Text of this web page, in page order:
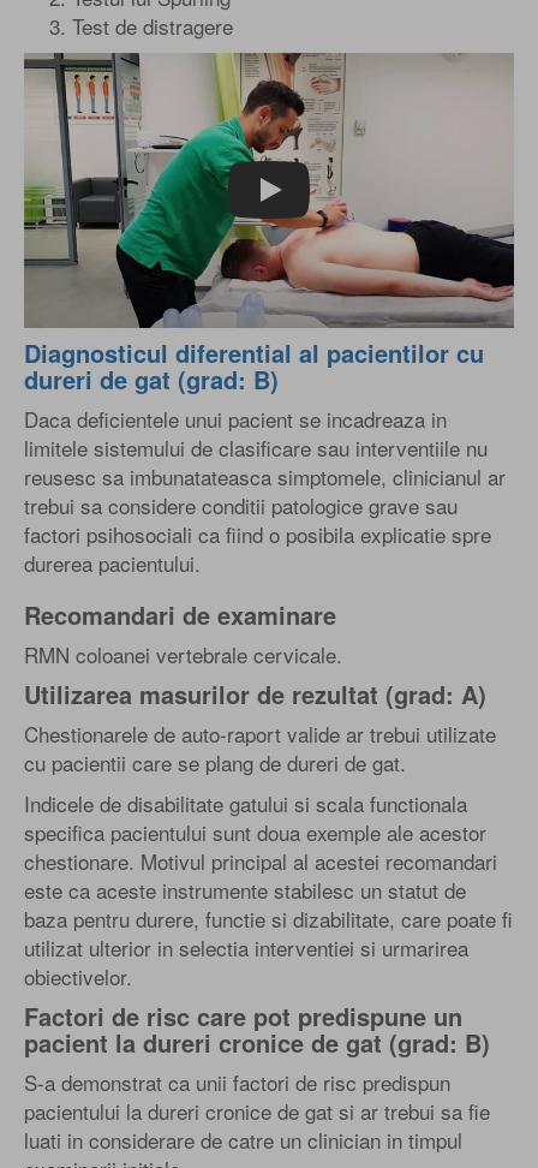
Test de distragere
Play
Diagnosticul diferential al pacientilor cu
dureri de gat (grad: B)
Daca deficientele unui pacient se incadreaza in
limitele sistemului de clasificare sau interventiile nu
reusesc sa imbunatateasca simptomele, clinicianul ar
trebui sa considere conditii patologice grave sau
factori psihosociali ca fiind o posibila explicatie spre
durerea pacientului.
Recomandari de examinare
RMN coloanei vertebrale cervicale.
Utilizarea masurilor de rezultat (grad: A)
Chestionarele de auto-raport valide ar trebui utilizate
cu pacientii care se plang de dureri de gat.
Indicele de disabilitate gatului si scala functionala
specifica pacientului sunt doua exemple ale acestor
chestionare. Motivul principal al acestei recomandari
este ca aceste instrumente stabilesc un statut de
baza pentru durere, functie si dizabilitate, care poate fi
utilizat ulterior in selectia interventiei si urmarirea
obiectivelor.
Factori de risc care pot predispune un
pacient la dureri cronice de gat (grad: B)
S-a demonstrat ca unii factori de risc predispun
pacientului la dureri cronice de gat si ar trebui sa fie
luati in considerare de catre un clinician in timpul